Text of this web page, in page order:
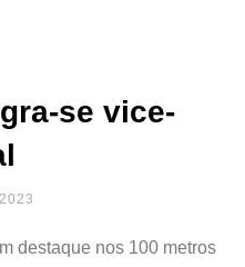
se vice-
destaque nos 100 metros